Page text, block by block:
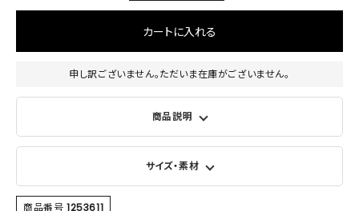
カートに入れる
申し訳ございません。ただいま在庫がございません。
商品説明
サイズ・素材
商品番号 1253611